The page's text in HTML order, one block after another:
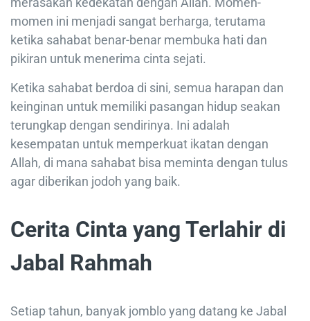
momen ini menjadi sangat berharga, terutama
ketika sahabat benar-benar membuka hati dan
pikiran untuk menerima cinta sejati.
Ketika sahabat berdoa di sini, semua harapan dan
keinginan untuk memiliki pasangan hidup seakan
terungkap dengan sendirinya. Ini adalah
kesempatan untuk memperkuat ikatan dengan
Allah, di mana sahabat bisa meminta dengan tulus
agar diberikan jodoh yang baik.
Cerita Cinta yang Terlahir di
Jabal Rahmah
Setiap tahun, banyak jomblo yang datang ke Jabal